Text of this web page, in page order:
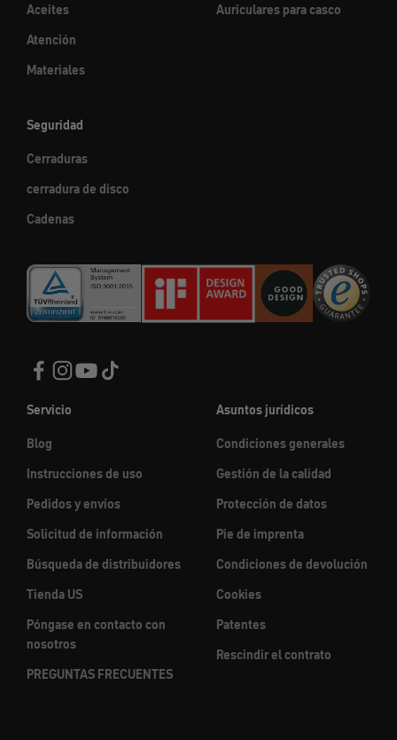
Aceites
Atención
Materiales
Auriculares para casco
Seguridad
Cerraduras
cerradura de disco
Cadenas
Servicio
Blog
Instrucciones de uso
Pedidos y envíos
Solicitud de información
Búsqueda de distribuidores
Tienda US
Póngase en contacto con
nosotros
PREGUNTAS FRECUENTES
Asuntos jurídicos
Condiciones generales
Gestión de la calidad
Protección de datos
Pie de imprenta
Condiciones de devolución
Cookies
Patentes
Rescindir el contrato